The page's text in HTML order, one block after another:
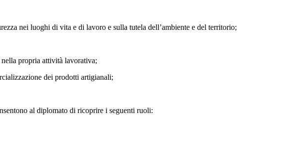
nei luoghi di vita e di lavoro e sulla tutela dell’ambiente e del territorio;
propria attività lavorativa;
dei prodotti artigianali;
al diplomato di ricoprire i seguenti ruoli: